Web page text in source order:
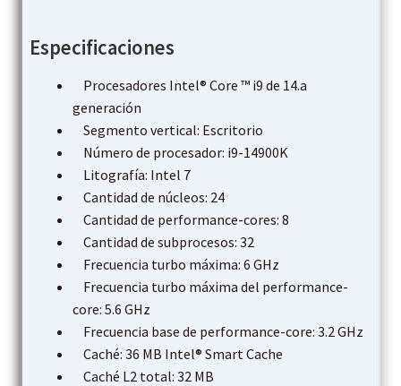
Especificaciones
Procesadores Intel® Core ™ i9 de 14.a
generación
Segmento vertical: Escritorio
Número de procesador: i9-14900K
Litografía: Intel 7
Cantidad de núcleos: 24
Cantidad de performance-cores: 8
Cantidad de subprocesos: 32
Frecuencia turbo máxima: 6 GHz
Frecuencia turbo máxima del performance-
core: 5.6 GHz
Frecuencia base de performance-core: 3.2 GHz
Caché: 36 MB Intel® Smart Cache
Caché L2 total: 32 MB